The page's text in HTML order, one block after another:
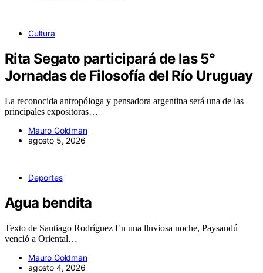
Cultura
Rita Segato participará de las 5°
Jornadas de Filosofía del Río Uruguay
La reconocida antropóloga y pensadora argentina será una de las
principales expositoras…
Mauro Goldman
agosto 5, 2026
Deportes
Agua bendita
Texto de Santiago Rodríguez En una lluviosa noche, Paysandú
venció a Oriental…
Mauro Goldman
agosto 4, 2026